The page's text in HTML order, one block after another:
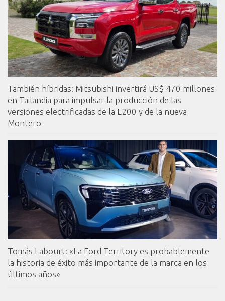
También híbridas: Mitsubishi invertirá US$ 470 millones
en Tailandia para impulsar la producción de las
versiones electrificadas de la L200 y de la nueva
Montero
Tomás Labourt: «La Ford Territory es probablemente
la historia de éxito más importante de la marca en los
últimos años»